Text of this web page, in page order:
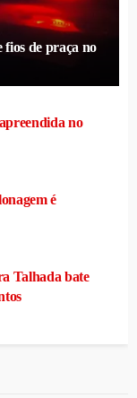
de praça no
no
é
Talhada bate